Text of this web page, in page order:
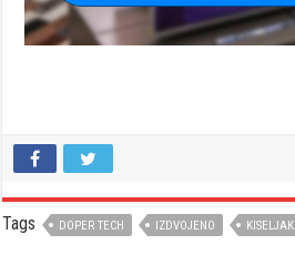
Tags DOPER TECH IZDVOJENO KISELJAK